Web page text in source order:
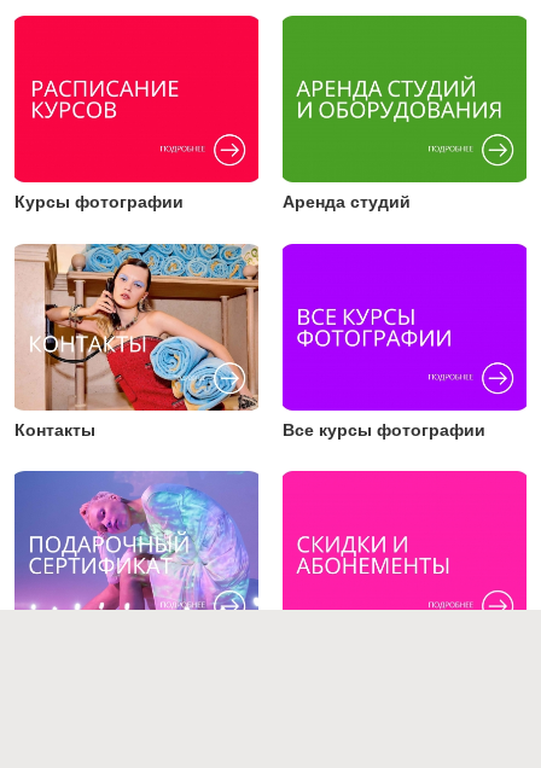
Курсы фотографии Аренда студий
Контакты Все курсы фотографии